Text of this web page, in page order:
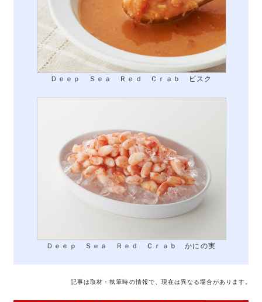
Ｄｅｅｐ Ｓｅａ Ｒｅｄ Ｃｒａｂ ビスク
Ｄｅｅｐ Ｓｅａ Ｒｅｄ Ｃｒａｂ かにの実
記事は取材・執筆時の情報で、現在は異なる場合があります。